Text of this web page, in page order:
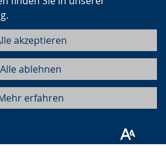
.
akzeptieren
Alle ablehnen
erfahren